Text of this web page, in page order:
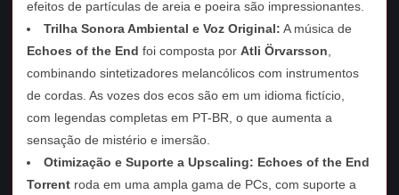
efeitos de partículas de areia e poeira são impressionantes.
Trilha Sonora Ambiental e Voz Original: A música de
Echoes of the End foi composta porAtli Örvarsson
combinando sintetizadores melancólicos com instrumentos
de cordas. As vozes dos ecos são em um idioma fictício,
com legendas completas em PT-BR, o que aumenta a
sensação de mistério e imersão.
Otimização e Suporte a Upscaling: Echoes of the End
Torrent roda em uma ampla gama de PCs, com suporte a